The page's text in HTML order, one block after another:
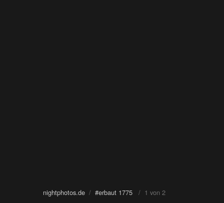
nightphotos.de/ #erbaut 1775/ 1 von 2